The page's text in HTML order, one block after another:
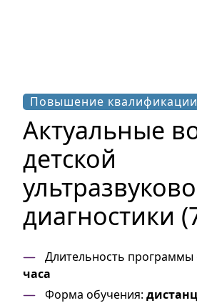
Повышение квалификации
Актуальные
детской
диагностики
Длительность программы
часа
Форма обучения: